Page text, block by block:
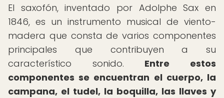
El saxofón, inventado por Adolphe Sax en
1846, es un instrumento musical de viento-
madera que consta de varios componentes
principales que contribuyen a su
característico sonido. Entre estos
componentes se encuentran el cuerpo, la
campana, el tudel, la boquilla, las llaves y